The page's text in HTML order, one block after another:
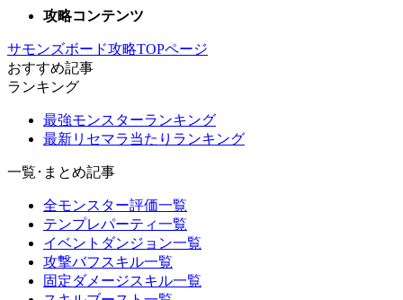
攻略コンテンツ
サモンズボード攻略TOPページ
おすすめ記事
ランキング
最強モンスターランキング
最新リセマラ当たりランキング
一覧･まとめ記事
全モンスター評価一覧
テンプレパーティ一覧
イベントダンジョン一覧
攻撃バフスキル一覧
固定ダメージスキル一覧